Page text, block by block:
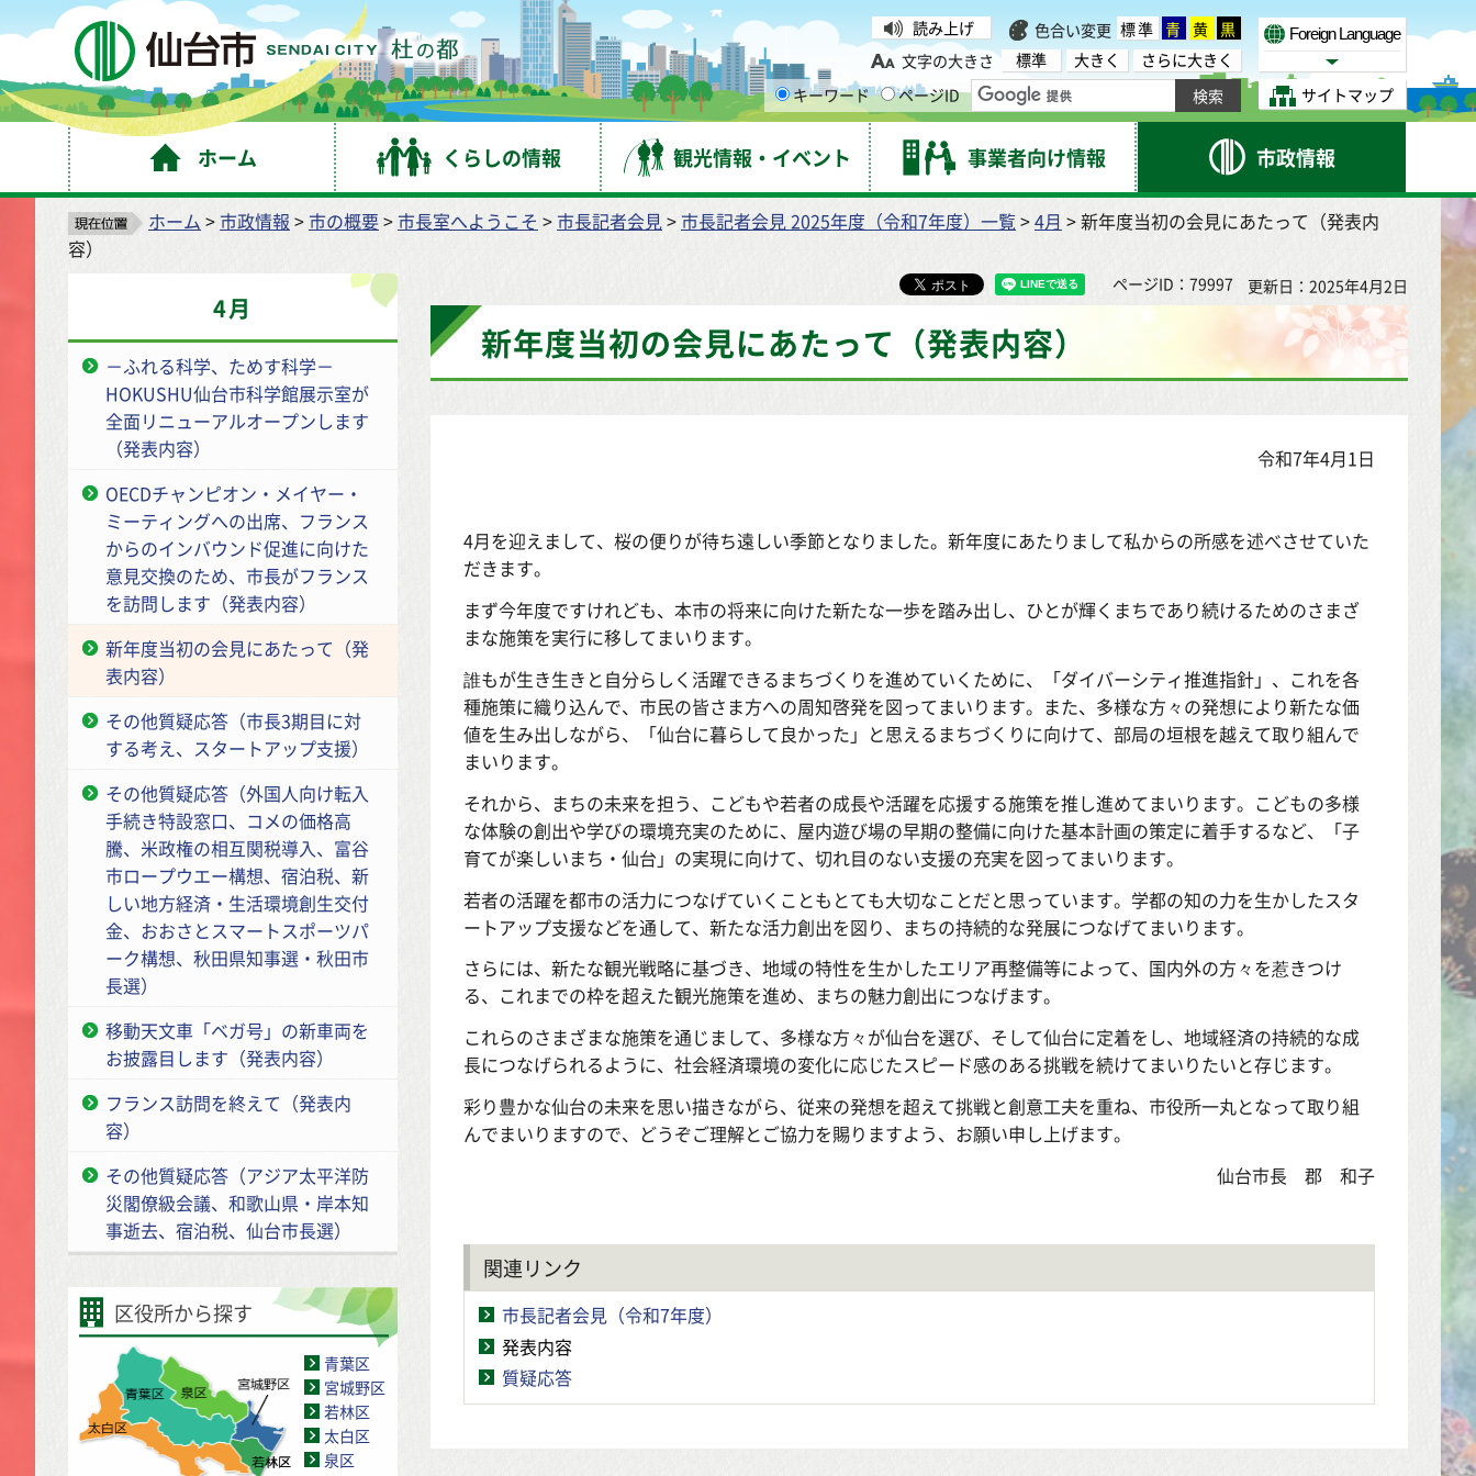
仙台市 読み上げ 色合い変更 標準 青 黄 黒
文字の大きさ
標準 大きく
さらに大きく
キーワード
ページID
Foreign Language
Select Language
サイトマップ
ホーム くらしの情報 観光情報・イベント 事業者向け情報 市政情報
ホーム >市政情報 >市の概要>市長室へようこそ >市長記者会見>市長記者会見 2025年度（令和7年度）一覧>4月 > 新年度当初の会見にあたって（発表内
容）
4月
－ふれる科学、ためす科学－
HOKUSHU仙台市科学館展示室が
全面リニューアルオープンします
（発表内容）
OECDチャンピオン・メイヤー・
ミーティングへの出席、フランス
からのインバウンド促進に向けた
意見交換のため、市長がフランス
を訪問します（発表内容）
新年度当初の会見にあたって（発
表内容）
その他質疑応答（市長3期目に対
する考え、スタートアップ支援）
その他質疑応答（外国人向け転入
手続き特設窓口、コメの価格高
騰、米政権の相互関税導入、富谷
市ロープウエー構想、宿泊税、新
しい地方経済・生活環境創生交付
金、おおさとスマートスポーツパ
ーク構想、秋田県知事選・秋田市
長選）
移動天文車「ベガ号」の新車両を
お披露目します（発表内容）
フランス訪問を終えて（発表内
容）
その他質疑応答（アジア太平洋防
災閣僚級会議、和歌山県・岸本知
事逝去、宿泊税、仙台市長選）
区役所から探す
青葉区
宮城野区
若林区
太白区
泉区
ページID：79997 更新日：2025年4月2日
新年度当初の会見にあたって（発表内容）
令和7年4月1日
4月を迎えまして、桜の便りが待ち遠しい季節となりました。新年度にあたりまして私からの所感を述べさせていた
だきます。
まず今年度ですけれども、本市の将来に向けた新たな一歩を踏み出し、ひとが輝くまちであり続けるためのさまざ
まな施策を実行に移してまいります。
誰もが生き生きと自分らしく活躍できるまちづくりを進めていくために、「ダイバーシティ推進指針」、これを各
種施策に織り込んで、市民の皆さま方への周知啓発を図ってまいります。また、多様な方々の発想により新たな価
値を生み出しながら、「仙台に暮らして良かった」と思えるまちづくりに向けて、部局の垣根を越えて取り組んで
まいります。
それから、まちの未来を担う、こどもや若者の成長や活躍を応援する施策を推し進めてまいります。こどもの多様
な体験の創出や学びの環境充実のために、屋内遊び場の早期の整備に向けた基本計画の策定に着手するなど、「子
育てが楽しいまち・仙台」の実現に向けて、切れ目のない支援の充実を図ってまいります。
若者の活躍を都市の活力につなげていくこともとても大切なことだと思っています。学都の知の力を生かしたスタ
ートアップ支援などを通して、新たな活力創出を図り、まちの持続的な発展につなげてまいります。
さらには、新たな観光戦略に基づき、地域の特性を生かしたエリア再整備等によって、国内外の方々を惹きつけ
る、これまでの枠を超えた観光施策を進め、まちの魅力創出につなげます。
これらのさまざまな施策を通じまして、多様な方々が仙台を選び、そして仙台に定着をし、地域経済の持続的な成
長につなげられるように、社会経済環境の変化に応じたスピード感のある挑戦を続けてまいりたいと存じます。
彩り豊かな仙台の未来を思い描きながら、従来の発想を超えて挑戦と創意工夫を重ね、市役所一丸となって取り組
んでまいりますので、どうぞご理解とご協力を賜りますよう、お願い申し上げます。
仙台市長 郡 和子
関連リンク
市長記者会見（令和7年度）
発表内容
質疑応答